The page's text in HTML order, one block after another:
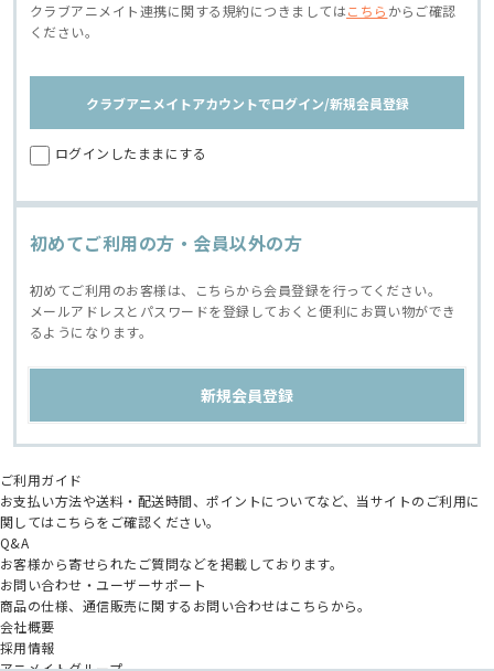
クラブアニメイト連携に関する規約につきましてはこちら からご確認
ください。
クラブアニメイトアカウントでログイン/新規会員登録
ログインしたままにする
初めてご利用の方・会員以外の方
初めてご利用のお客様は、こちらから会員登録を行ってください。
メールアドレスとパスワードを登録しておくと便利にお買い物ができ
るようになります。
ご利用ガイド
お支払い方法や送料・配送時間、ポイントについてなど、当サイトのご利用に
関してはこちらをご確認ください。
Q&A
お客様から寄せられたご質問などを掲載しております。
お問い合わせ・ユーザーサポート
商品の仕様、通信販売に関するお問い合わせはこちらから。
会社概要
採用情報